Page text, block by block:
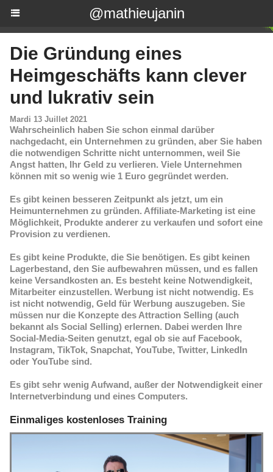
@mathieujanin
Die Gründung eines
Heimgeschäfts kann clever
und lukrativ sein
Mardi 13 Juillet 2021
Wahrscheinlich haben Sie schon einmal darüber
nachgedacht, ein Unternehmen zu gründen, aber Sie haben
die notwendigen Schritte nicht unternommen, weil Sie
Angst hatten, Ihr Geld zu verlieren. Viele Unternehmen
können mit so wenig wie 1 Euro gegründet werden.
Es gibt keinen besseren Zeitpunkt als jetzt, um ein
Heimunternehmen zu gründen. Affiliate-Marketing ist eine
Möglichkeit, Produkte anderer zu verkaufen und sofort eine
Provision zu verdienen.
Es gibt keine Produkte, die Sie benötigen. Es gibt keinen
Lagerbestand, den Sie aufbewahren müssen, und es fallen
keine Versandkosten an. Es besteht keine Notwendigkeit,
Mitarbeiter einzustellen. Werbung ist nicht notwendig. Es
ist nicht notwendig, Geld für Werbung auszugeben. Sie
müssen nur die Konzepte des Attraction Selling (auch
bekannt als Social Selling) erlernen. Dabei werden Ihre
Social-Media-Seiten genutzt, egal ob sie auf Facebook,
Instagram, TikTok, Snapchat, YouTube, Twitter, LinkedIn
oder YouTube sind.
Es gibt sehr wenig Aufwand, außer der Notwendigkeit einer
Internetverbindung und eines Computers.
Einmaliges kostenloses Training